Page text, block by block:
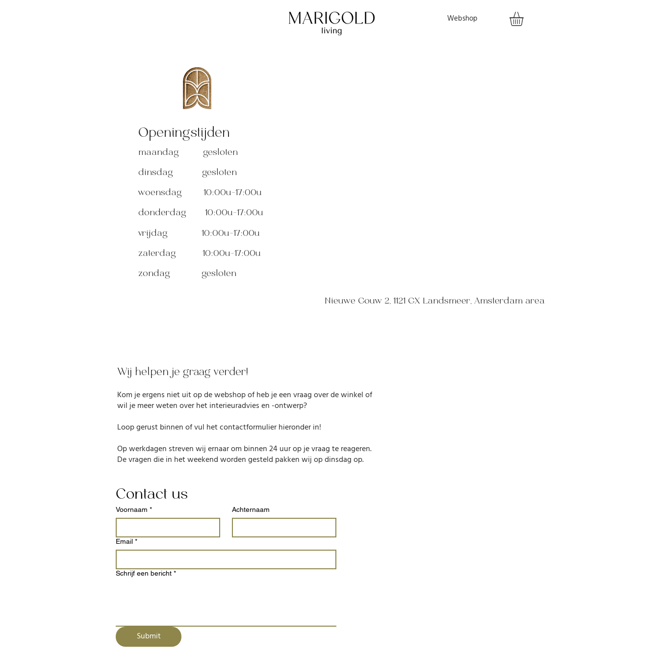
Webshop
Openingstijden
maandag gesloten
dinsdag gesloten
woensdag 10:00u-17:00u
donderdag 10:00u-17:00u
vrijdag 10:00u-17:00u
zaterdag 10:00u-17:00u
zondag gesloten
Nieuwe Gouw 2, 1121 GX Landsmeer, Amsterdam area
Wij helpen je graag verder!
Kom je ergens niet uit op de webshop of heb je een vraag over de winkel of
wil je meer weten over het interieuradvies en -ontwerp?
Loop gerust binnen of vul het contactformulier hieronder in!
Op werkdagen streven wij ernaar om binnen 24 uur op je vraag te reageren.
De vragen die in het weekend worden gesteld pakken wij op dinsdag op.
Contact us
Voornaam * Achternaam
Email *
Schrijf een bericht *
Submit